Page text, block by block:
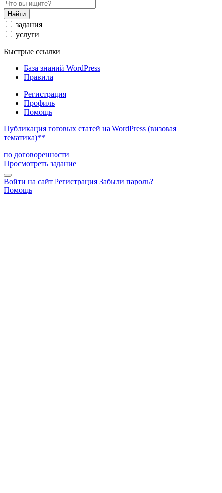
Найти
задания
услуги
Быстрые ссылки
База знаний WordPress
Правила
Регистрация
Профиль
Помощь
Публикация готовых статей на WordPress (визовая
тематика)**
по договоренности
Просмотреть задание
Войти на сайт Регистрация Забыли пароль?
Помощь